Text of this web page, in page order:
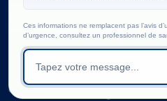
Ces informations ne remplacent pas l’avis
d’urgence, consultez un professionnel de
Votre question
© Copyright 2026|Ministère de la Santé et du
Conception et réalisation :